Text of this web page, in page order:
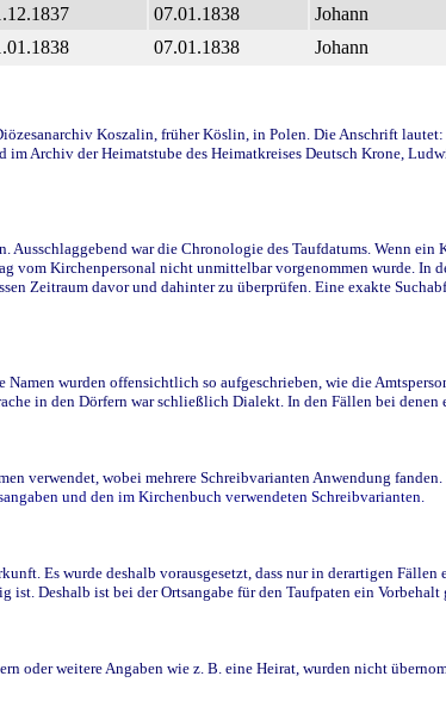
07.01.1838 Johann
07.01.1838 Johann
Koszalin, früher Köslin, in Polen. Die Anschrift
Archiv der Heimatstube des Heimatkreises Deutsch Krone,
war die Chronologie des Taufdatums. Wenn
vom Kirchenpersonal nicht unmittelbar vorgenommen wurde.
Zeitraum davor und dahinter zu überprüfen. Eine exakte
wurden offensichtlich so aufgeschrieben, wie die
in den Dörfern war schließlich Dialekt. In den Fällen bei
verwendet, wobei mehrere Schreibvarianten Anwendung
und den im Kirchenbuch verwendeten Schreibvarianten.
Es wurde deshalb vorausgesetzt, dass nur in derartigen
Deshalb ist bei der Ortsangabe für den Taufpaten ein
oder weitere Angaben wie z. B. eine Heirat, wurden nicht